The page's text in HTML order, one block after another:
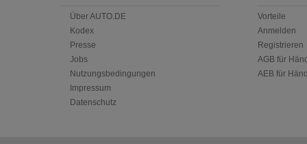
Über AUTO.DE
Kodex
Presse
Jobs
Nutzungsbedingungen
Impressum
Datenschutz
Vorteile
Anmelden
Registrieren
AGB für
AEB für